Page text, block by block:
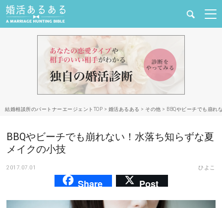
合コン・街コン
マッチングアプリ
結婚相談所のパートナーエージェントTOP > 婚活あるある > その他 > BBQやビーチでも崩れ
BBQやビーチでも崩れない！水落ち知らずな夏
メイクの小技
2017.07.01 ひよこ
Share Post